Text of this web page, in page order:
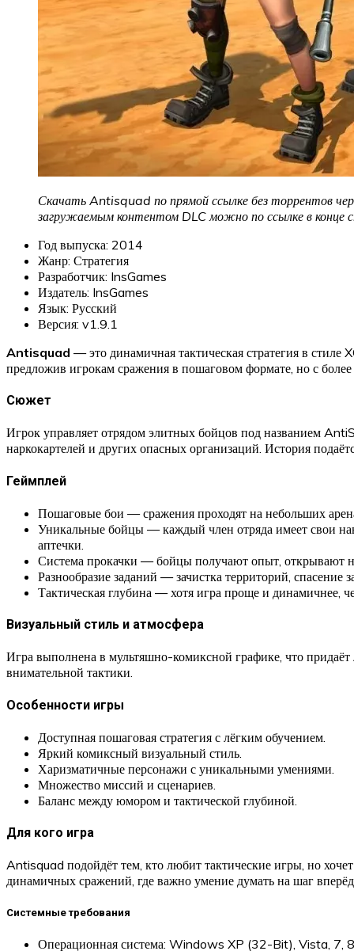
Скачать Antisquad по прямой ссылке без торрентов
загружаемым контентом DLC можно по ссылке в конце
Год выпуска: 2014
Жанр: Стратегия
Разработчик: InsGames
Издатель: InsGames
Язык: Русский
Версия: v1.9.1
Antisquad — это динамичная тактическая стратегия в
предложив игрокам сражения в пошаговом формате, но с
Сюжет
Игрок управляет отрядом элитных бойцов под названием
наркокартелей и других опасных организаций. История
Геймплей
Пошаговые бои — сражения проходят на небольших
Уникальные бойцы — каждый член отряда имеет свои
аптечки.
Система прокачки — бойцы получают опыт, открывают
Разнообразие заданий — зачистка территорий,
Тактическая глубина — хотя игра проще и динамичнее,
Визуальный стиль и атмосфера
Игра выполнена в мультяшно-комиксной графике, что придаёт
внимательной тактики.
Особенности игры
Доступная пошаговая стратегия с лёгким обучением.
Яркий комиксный визуальный стиль.
Харизматичные персонажи с уникальными умениями.
Множество миссий и сценариев.
Баланс между юмором и тактической глубиной.
Для кого игра
Antisquad подойдёт тем, кто любит тактические игры, но
динамичных сражений, где важно умение думать на шаг
Системные требования
Операционная система: Windows XP (32-Bit), Vista, 7, 8